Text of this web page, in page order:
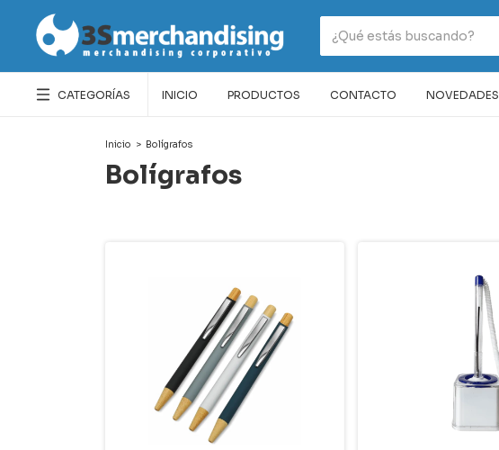
CATEGORÍAS INICIO PRODUCTOS CONTACTO NOVEDADES
Inicio > Bolígrafos
Bolígrafos